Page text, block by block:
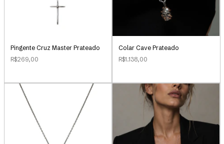
Pingente Cruz Master Prateado
R$269,00
Colar Cave Prateado
R$1.138,00